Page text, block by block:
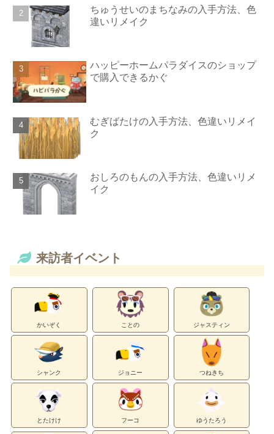
ちゅうせいのまちなみの入手方法、色
違いリメイク
ハッピーホームパラダイスのショップ
で購入できるかぐ
むぎばたけの入手方法、色違いリメイ
ク
おしろのもんの入手方法、色違いリメ
イク
来訪者イベント
かいぞく ことの ジャスティン
シャンク ジョニー つねきち
とたけけ フーコ ゆうたろう